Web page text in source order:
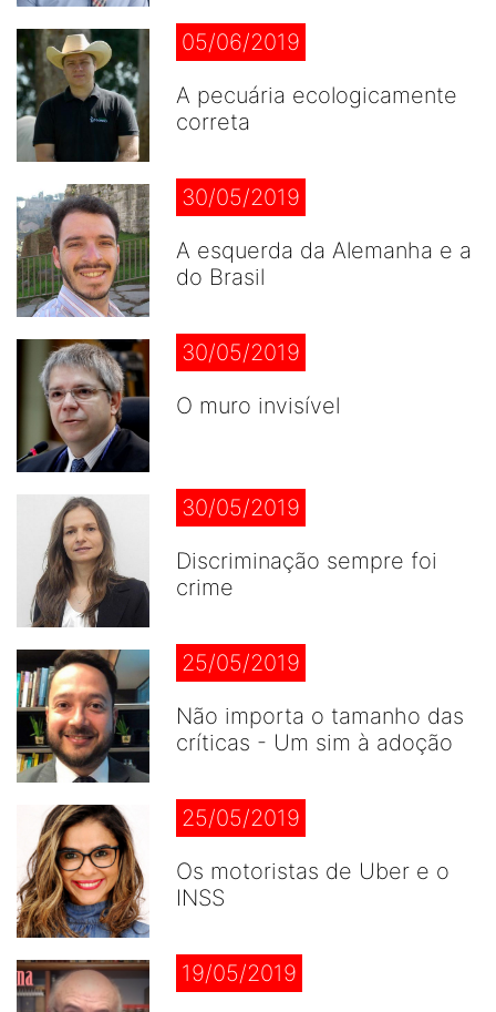
05/06/2019
A pecuária ecologicamente
correta
30/05/2019
A esquerda da Alemanha e a
do Brasil
30/05/2019
O muro invisível
30/05/2019
Discriminação sempre foi
crime
25/05/2019
Não importa o tamanho das
críticas - Um sim à adoção
25/05/2019
Os motoristas de Uber e o
INSS
19/05/2019